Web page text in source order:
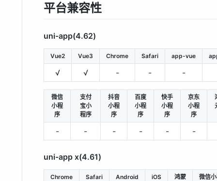
平台兼容性
uni-app(4.62)
Vue2 Vue3 Chrome Safari app-vue
√ √ - - -
微信
小程
序
支付
宝小
程序
抖音
小程
序
百度
小程
序
快手
小程
序
京东
小程
序
- - - - - -
uni-app x(4.61)
Chrome Safari Android iOS 鸿蒙 微信